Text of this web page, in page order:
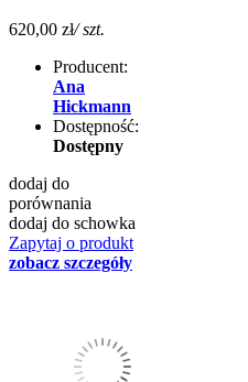
620,00 zł/ szt.
Producent:
Ana
Hickmann
Dostępność:
Dostępny
dodaj do
porównania
dodaj do schowka
Zapytaj o produkt
zobacz szczegóły